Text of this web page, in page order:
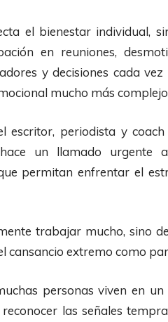
el bienestar individual,
en reuniones,
y decisiones cada
mucho más
escritor, periodista y
hace un llamado
permitan enfrentar el
trabajar mucho, sino
cansancio extremo como
personas viven en
las señales